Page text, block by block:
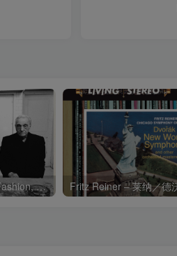
Charli xcx – Music, Fashion, FilmⒺ【48kHz／24bit】英国区